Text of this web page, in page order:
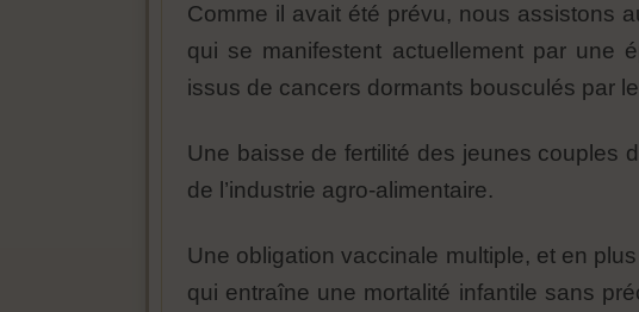
Comme il avait été prévu, nous assistons
qui se manifestent actuellement par une
issus de cancers dormants bousculés par
Une baisse de fertilité des jeunes couples
de l’industrie agro-alimentaire.
Une obligation vaccinale multiple, et en
qui entraîne une mortalité infantile sans